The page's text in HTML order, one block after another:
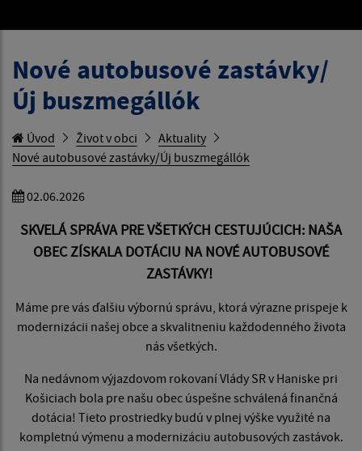
Nové autobusové zastávky/
Új buszmegállók
Úvod Život v obci
Aktuality
Nové autobusové zastávky/Új buszmegállók
02.06.2026
SKVELÁ SPRÁVA PRE VŠETKÝCH CESTUJÚCICH: NAŠA
OBEC ZÍSKALA DOTÁCIU NA NOVÉ AUTOBUSOVÉ
ZASTÁVKY!
Máme pre vás ďalšiu výbornú správu, ktorá výrazne prispeje k
modernizácii našej obce a skvalitneniu každodenného života
nás všetkých.
Na nedávnom výjazdovom rokovaní Vlády SR v Haniske pri
Košiciach bola pre našu obec úspešne schválená finančná
dotácia! Tieto prostriedky budú v plnej výške využité na
kompletnú výmenu a modernizáciu autobusových zastávok.